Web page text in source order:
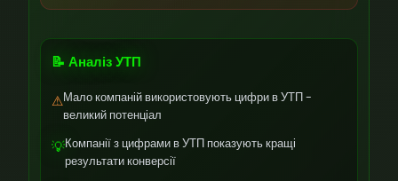
📝 Аналіз УТП
⚠Мало компаній використовують цифри в УТП -
великий потенціал
💡Компанії з цифрами в УТП показують кращі
результати конверсії